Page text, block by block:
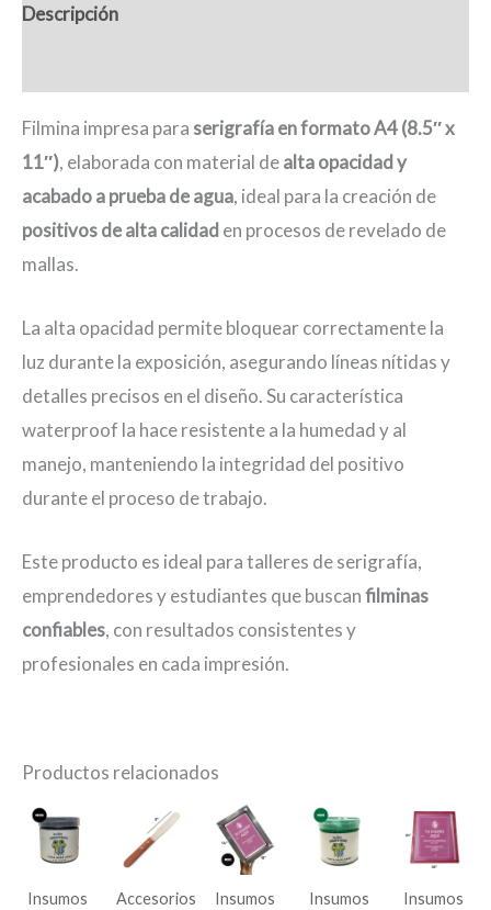
Descripción
Filmina impresa para serigrafía en formato A4 (8.5″ x
11″), elaborada con material dealta opacidad y
acabado a prueba de agua, ideal para la creación de
positivos de alta calidad en procesos de revelado de
mallas.
La alta opacidad permite bloquear correctamente la
luz durante la exposición, asegurando líneas nítidas y
detalles precisos en el diseño. Su característica
waterproof la hace resistente a la humedad y al
manejo, manteniendo la integridad del positivo
durante el proceso de trabajo.
Este producto es ideal para talleres de serigrafía,
emprendedores y estudiantes que buscanfilminas
confiables, con resultados consistentes y
profesionales en cada impresión.
Productos relacionados
Insumos Accesorios Insumos Insumos Insumos